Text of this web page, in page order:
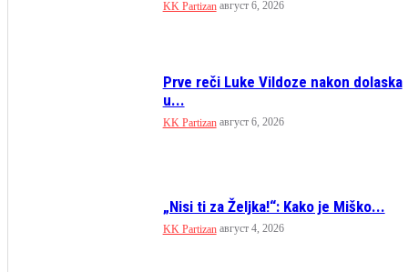
KK Partizan август 6, 2026
Prve reči Luke Vildoze nakon dolaska
u...
KK Partizan август 6, 2026
„Nisi ti za Željka!“: Kako je Miško...
KK Partizan август 4, 2026